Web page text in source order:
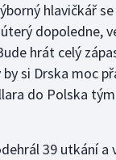
hlavičkář
dopoledne,
hrát celý
si Drska moc
do Polska
39 utkání